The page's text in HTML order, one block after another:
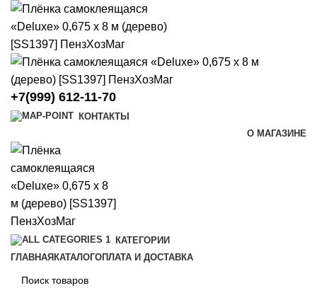
+7(999) 612-11-70
КОНТАКТЫ
О МАГАЗИНЕ
КАТЕГОРИИ
ГЛАВНАЯ КАТАЛОГОПЛАТА И ДОСТАВКА